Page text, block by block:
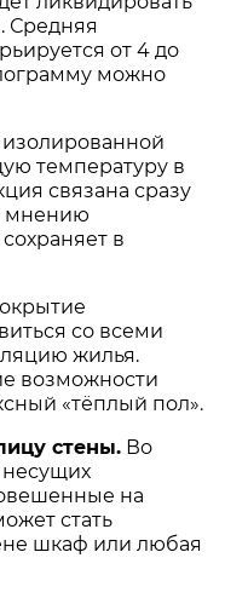
Средняя
от 4 до
можно
температуру в
связана сразу
мнению
в
со всеми
жилья.
возможности
«тёплый пол».
стены. Во
на
стать
шкаф или любая